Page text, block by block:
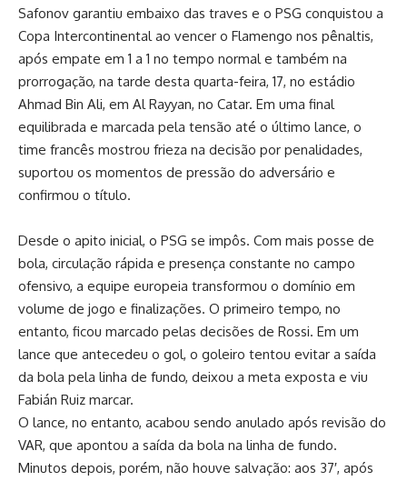
Safonov garantiu embaixo das traves e o PSG conquistou a
Copa Intercontinental ao vencer o Flamengo nos pênaltis,
após empate em 1 a 1 no tempo normal e também na
prorrogação, na tarde desta quarta-feira, 17, no estádio
Ahmad Bin Ali, em Al Rayyan, no Catar. Em uma final
equilibrada e marcada pela tensão até o último lance, o
time francês mostrou frieza na decisão por penalidades,
suportou os momentos de pressão do adversário e
confirmou o título.
Desde o apito inicial, o PSG se impôs. Com mais posse de
bola, circulação rápida e presença constante no campo
ofensivo, a equipe europeia transformou o domínio em
volume de jogo e finalizações. O primeiro tempo, no
entanto, ficou marcado pelas decisões de Rossi. Em um
lance que antecedeu o gol, o goleiro tentou evitar a saída
da bola pela linha de fundo, deixou a meta exposta e viu
Fabián Ruiz marcar.
O lance, no entanto, acabou sendo anulado após revisão do
VAR, que apontou a saída da bola na linha de fundo.
Minutos depois, porém, não houve salvação: aos 37′, após